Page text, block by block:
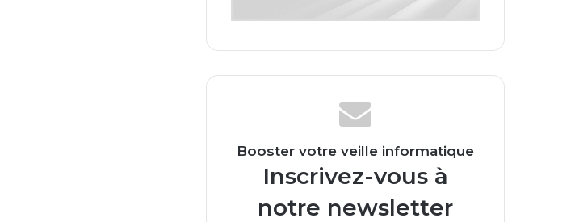
Booster votre veille informatique
Inscrivez-vous à
notre newsletter